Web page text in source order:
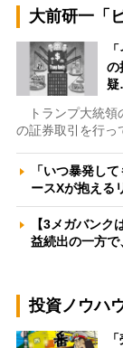
大前研一「
の
トランプ大統領
の証券取引を行
「いつ暴発し
ースXが抱える
【3メガバン
益続出の一方
投資ノウハ